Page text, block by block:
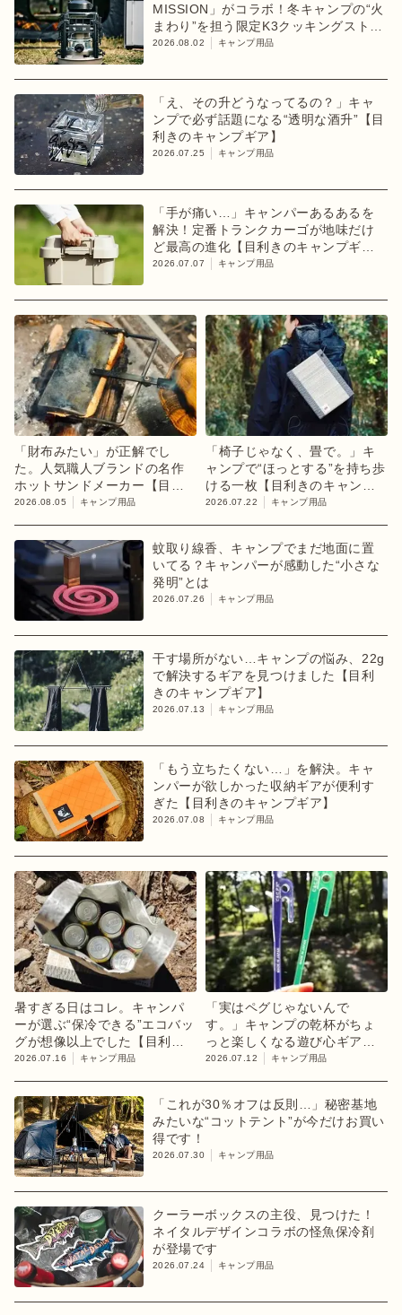
MISSION」がコラボ！冬キャンプの“火
まわり”を担う限定K3クッキングストー
ブが登場
2026.08.02 キャンプ用品
「え、その升どうなってるの？」キャ
ンプで必ず話題になる“透明な酒升”【目
利きのキャンプギア】
2026.07.25 キャンプ用品
「手が痛い…」キャンパーあるあるを
解決！定番トランクカーゴが地味だけ
ど最高の進化【目利きのキャンプギ
ア】
2026.07.07 キャンプ用品
「財布みたい」が正解でし
た。人気職人ブランドの名作
ホットサンドメーカー【目利
きのキャンプギア】
2026.08.05 キャンプ用品
「椅子じゃなく、畳で。」キ
ャンプで“ほっとする”を持ち歩
ける一枚【目利きのキャンプ
ギア】
2026.07.22 キャンプ用品
蚊取り線香、キャンプでまだ地面に置
いてる？キャンパーが感動した“小さな
発明”とは
2026.07.26 キャンプ用品
干す場所がない…キャンプの悩み、22g
で解決するギアを見つけました【目利
きのキャンプギア】
2026.07.13 キャンプ用品
「もう立ちたくない…」を解決。キャ
ンパーが欲しかった収納ギアが便利す
ぎた【目利きのキャンプギア】
2026.07.08 キャンプ用品
暑すぎる日はコレ。キャンパ
ーが選ぶ“保冷できる”エコバッ
グが想像以上でした【目利き
のキャンプギア】
2026.07.16 キャンプ用品
「実はペグじゃないんで
す。」キャンプの乾杯がちょ
っと楽しくなる遊び心ギア
【目利きのキャンプギア】
2026.07.12 キャンプ用品
「これが30％オフは反則…」秘密基地
みたいな“コットテント”が今だけお買い
得です！
2026.07.30 キャンプ用品
クーラーボックスの主役、見つけた！
ネイタルデザインコラボの怪魚保冷剤
が登場です
2026.07.24 キャンプ用品